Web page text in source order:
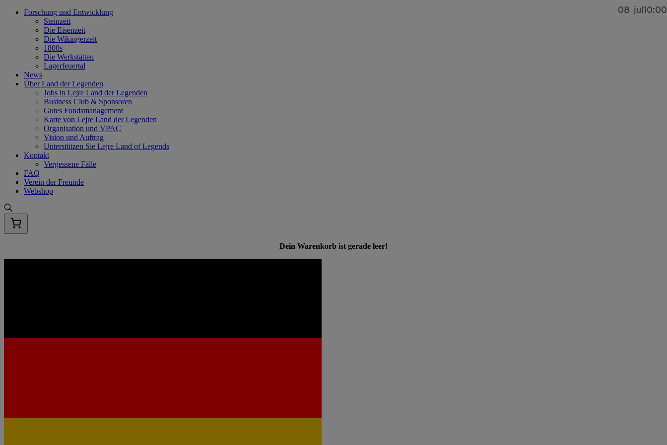
Skip
Forschung und Entwicklung
Steinzeit
Die Eisenzeit
Die Wikingerzeit
1800s
Die Werkstätten
Lagerfeuertal
News
Über Land der Legenden
Jobs in Lejre Land der Legenden
Business Club & Sponsoren
Gutes Fondsmanagement
Karte von Lejre Land der Legenden
Organisation und VPAC
Vision und Auftrag
Unterstützen Sie Lejre Land of Legends
Kontakt
Vergessene Fälle
FAQ
Verein der Freunde
Webshop
Dein Warenkorb ist gerade leer!
08 jul10:00